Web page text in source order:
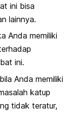
ini bisa
lainnya.
Anda memiliki
ini.
Anda memiliki
katup
tidak teratur,